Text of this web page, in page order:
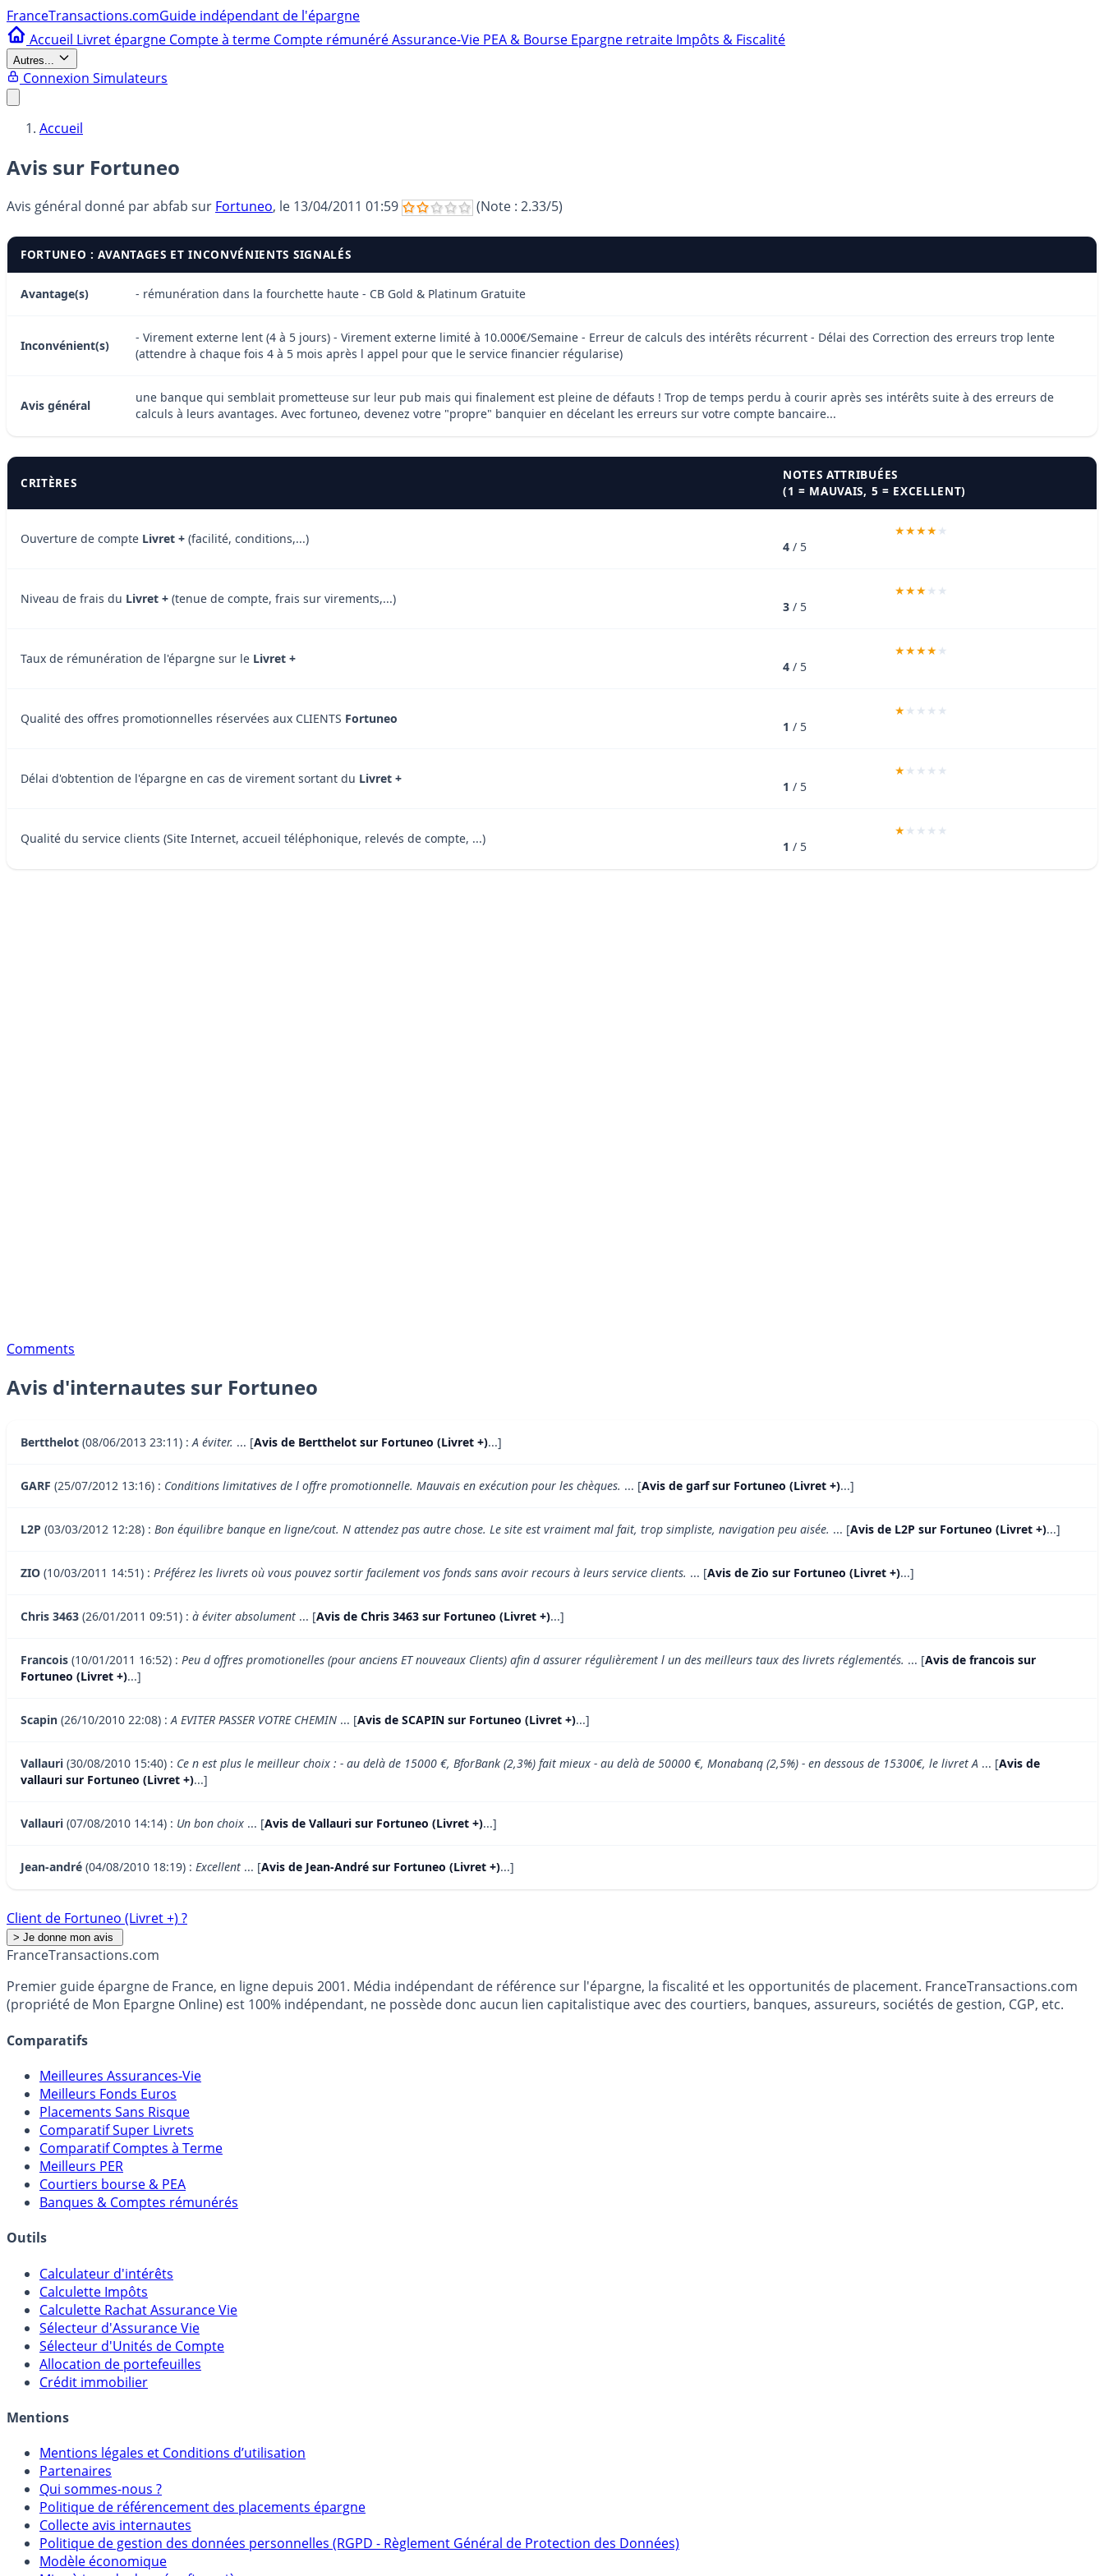
FranceTransactions.comGuide indépendant de l'épargne
Accueil Livret épargne Compte à terme Compte rémunéréAssurance-Vie PEA & Bourse Epargne retraite Impôts & Fiscalité
Autres...
Connexion Simulateurs
Accueil
Avis sur Fortuneo
Avis général donné parabfab sur Fortuneo, le 13/04/2011 01:59 (Note : 2.33/5)
FORTUNEO : AVANTAGES ET INCONVÉNIENTS SIGNALÉS
Avantage(s) - rémunération dans la fourchette haute - CB Gold & Platinum Gratuite
Inconvénient(s)
- Virement externe lent (4 à 5 jours) - Virement externe limité à 10.000€/Semaine - Erreur de calculs des intérêts récurrent - Délai des Correction des erreurs trop lente
(attendre à chaque fois 4 à 5 mois après l appel pour que le service financier régularise)
Avis général
une banque qui semblait prometteuse sur leur pub mais qui finalement est pleine de défauts ! Trop de temps perdu à courir après ses intérêts suite à des erreurs de
calculs à leurs avantages. Avec fortuneo, devenez votre "propre" banquier en décelant les erreurs sur votre compte bancaire...
CRITÈRES
NOTES ATTRIBUÉES
(1 = MAUVAIS, 5 = EXCELLENT)
Ouverture de compte Livret + (facilité, conditions,...)
4 / 5
Niveau de frais du Livret + (tenue de compte, frais sur virements,...)
3 / 5
Taux de rémunération de l'épargne sur le Livret +
4 / 5
Qualité des offres promotionnelles réservées aux CLIENTS Fortuneo
1 / 5
Délai d'obtention de l'épargne en cas de virement sortant du Livret +
1 / 5
Qualité du service clients (Site Internet, accueil téléphonique, relevés de compte, ...)
1 / 5
Comments
Avis d'internautes sur Fortuneo
Bertthelot (08/06/2013 23:11) :A éviter. ... [Avis de Bertthelot sur Fortuneo (Livret +)...]
GARF (25/07/2012 13:16) : Conditions limitatives de l offre promotionnelle. Mauvais en exécution pour les chèques. ... [Avis de garf sur Fortuneo (Livret +)...]
L2P (03/03/2012 12:28) : Bon équilibre banque en ligne/cout. N attendez pas autre chose. Le site est vraiment mal fait, trop simpliste, navigation peu aisée. ... [Avis de L2P sur Fortuneo (Livret +)...]
ZIO (10/03/2011 14:51) : Préférez les livrets où vous pouvez sortir facilement vos fonds sans avoir recours à leurs service clients. ... [Avis de Zio sur Fortuneo (Livret +)...]
Chris 3463 (26/01/2011 09:51) : à éviter absolument ... [Avis de Chris 3463 sur Fortuneo (Livret +)...]
Francois (10/01/2011 16:52) : Peu d offres promotionelles (pour anciens ET nouveaux Clients) afin d assurer régulièrement l un des meilleurs taux des livrets réglementés. ... [Avis de francois sur
Fortuneo (Livret +)...]
Scapin (26/10/2010 22:08) :A EVITER PASSER VOTRE CHEMIN ... [Avis de SCAPIN sur Fortuneo (Livret +)...]
Vallauri (30/08/2010 15:40) : Ce n est plus le meilleur choix : - au delà de 15000 €, BforBank (2,3%) fait mieux - au delà de 50000 €, Monabanq (2,5%) - en dessous de 15300€, le livret A ... [Avis de
vallauri sur Fortuneo (Livret +)...]
Vallauri (07/08/2010 14:14) : Un bon choix ... [Avis de Vallauri sur Fortuneo (Livret +)...]
Jean-andré (04/08/2010 18:19) : Excellent ... [Avis de Jean-André sur Fortuneo (Livret +)...]
Client de Fortuneo (Livret +) ?
FranceTransactions.com
Premier guide épargne de France, en ligne depuis 2001. Média indépendant de référence sur l'épargne, la fiscalité et les opportunités de placement. FranceTransactions.com
(propriété de Mon Epargne Online) est 100% indépendant, ne possède donc aucun lien capitalistique avec des courtiers, banques, assureurs, sociétés de gestion, CGP, etc.
Comparatifs
Meilleures Assurances-Vie
Meilleurs Fonds Euros
Placements Sans Risque
Comparatif Super Livrets
Comparatif Comptes à Terme
Meilleurs PER
Courtiers bourse & PEA
Banques & Comptes rémunérés
Outils
Calculateur d'intérêts
Calculette Impôts
Calculette Rachat Assurance Vie
Sélecteur d'Assurance Vie
Sélecteur d'Unités de Compte
Allocation de portefeuilles
Crédit immobilier
Mentions
Mentions légales et Conditions d’utilisation
Partenaires
Qui sommes-nous ?
Politique de référencement des placements épargne
Collecte avis internautes
Politique de gestion des données personnelles (RGPD - Règlement Général de Protection des Données)
Modèle économique